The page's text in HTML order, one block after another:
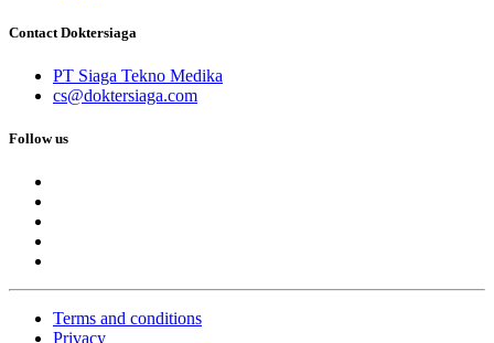
Contact Doktersiaga
PT Siaga Tekno Medika
cs@doktersiaga.com
Follow us
Terms and conditions
Privacy